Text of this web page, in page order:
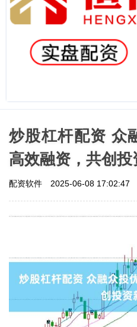
炒股杠杆配资 众
高效融资，共创投
配资软件 2025-06-08 17:02:47